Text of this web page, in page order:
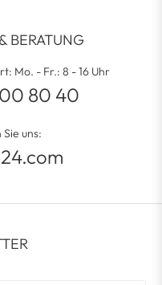
BERATUNG
Mo. - Fr.: 8 - 16 Uhr
80 40
uns: